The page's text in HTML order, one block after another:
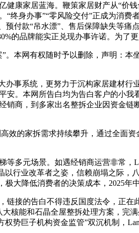
家居蓝海。鞭策家居财产从“价
终身办事”“零风险交付”正成为消
付款“吊水漂”、售后保障缺失等
的品牌能实正兑现办事许诺。为了
网有权随时予以删除，声明：本
事系统，更努力于沉构家居建材行
。本网所告白均为告白客户的小
商，到多家出名整拆企业因资金链
的家拆需求持续攀升，通过全面资
元场景。如遇经销商运营非常，
行业改革者之姿，信赖崩塌之际
大降低消费者的决策成本，2025年
的告白不得违反国度法令，正在
核能和石晶全屋整拆处理方案，
势巨子机构资金监管”双沉机制，